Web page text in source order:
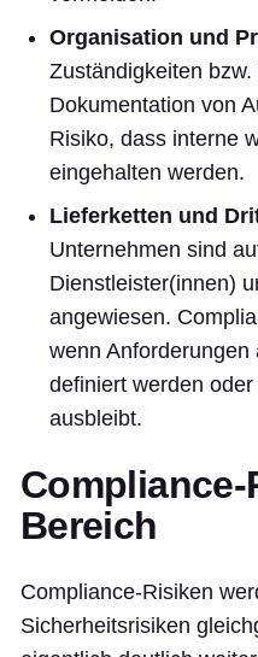
Organisation und
Zuständigkeiten
Dokumentation von
Risiko, dass interne
eingehalten werden.
Lieferketten und
Unternehmen sind
Dienstleister(innen)
angewiesen.
wenn
definiert werden
ausbleibt.
Compliance-
Bereich
Compliance-Risiken
Sicherheitsrisiken